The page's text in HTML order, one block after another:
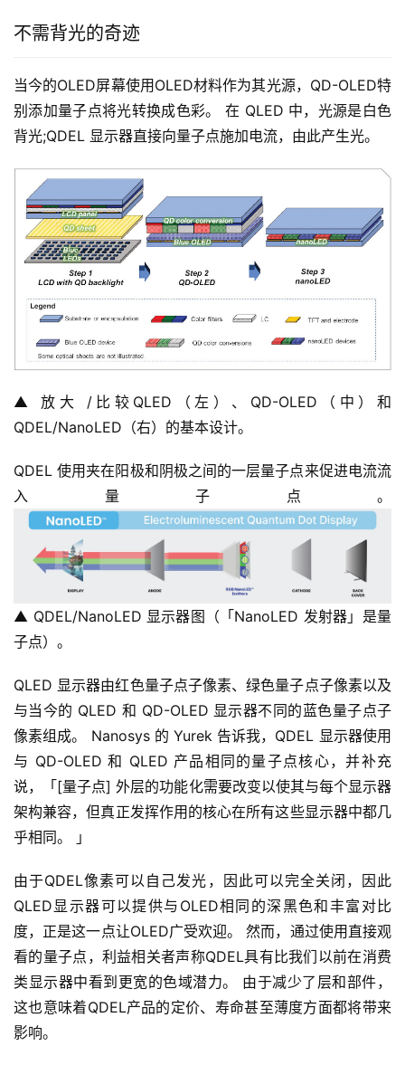
不需背光的奇迹
当今的OLED屏幕使用OLED材料作为其光源，QD-OLED特
别添加量子点将光转换成色彩。 在 QLED 中，光源是白色
背光;QDEL 显示器直接向量子点施加电流，由此产生光。
▲ 放大 /比较QLED（左）、QD-OLED（中）和
QDEL/NanoLED（右）的基本设计。
QDEL 使用夹在阳极和阴极之间的一层量子点来促进电流流
入量子点。
▲ QDEL/NanoLED 显示器图（「NanoLED 发射器」是量
子点）。
QLED 显示器由红色量子点子像素、绿色量子点子像素以及
与当今的 QLED 和 QD-OLED 显示器不同的蓝色量子点子
像素组成。 Nanosys 的 Yurek 告诉我，QDEL 显示器使用
与 QD-OLED 和 QLED 产品相同的量子点核心，并补充
说，「[量子点] 外层的功能化需要改变以使其与每个显示器
架构兼容，但真正发挥作用的核心在所有这些显示器中都几
乎相同。 」
由于QDEL像素可以自己发光，因此可以完全关闭，因此
QLED显示器可以提供与OLED相同的深黑色和丰富对比
度，正是这一点让OLED广受欢迎。 然而，通过使用直接观
看的量子点，利益相关者声称QDEL具有比我们以前在消费
类显示器中看到更宽的色域潜力。 由于减少了层和部件，
这也意味着QDEL产品的定价、寿命甚至薄度方面都将带来
影响。